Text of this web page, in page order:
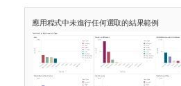
應用程式中未進行任何選取的結果範例